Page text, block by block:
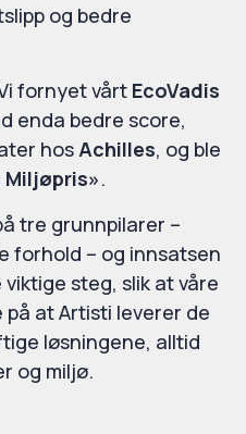
og bedre
fornyet vårt EcoVadis
enda bedre score,
hos Achilles, og ble
.
tre grunnpilarer –
forhold – og innsatsen
steg, slik at våre
at Artisti leverer de
løsningene, alltid
og miljø.